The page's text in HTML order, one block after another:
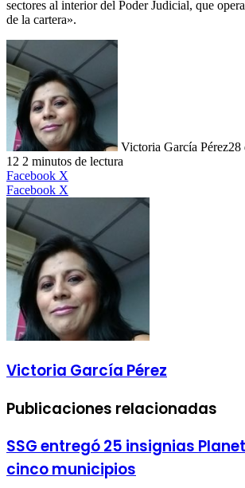
sectores al interior del Poder Judicial, que
de la cartera».
Victoria García Pérez28
12 2 minutos de lectura
Facebook X
Facebook X
electrónico
Victoria García Pérez
Publicaciones relacionadas
SSG entregó 25 insignias
cinco municipios